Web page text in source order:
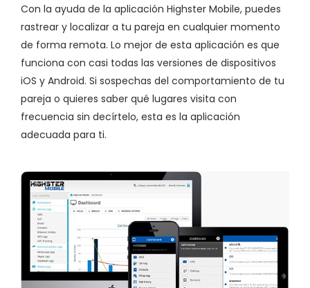
Con la ayuda de la aplicación Highster Mobile, puedes
rastrear y localizar a tu pareja en cualquier momento
de forma remota. Lo mejor de esta aplicación es que
funciona con casi todas las versiones de dispositivos
iOS y Android. Si sospechas del comportamiento de tu
pareja o quieres saber qué lugares visita con
frecuencia sin decírtelo, esta es la aplicación
adecuada para ti.